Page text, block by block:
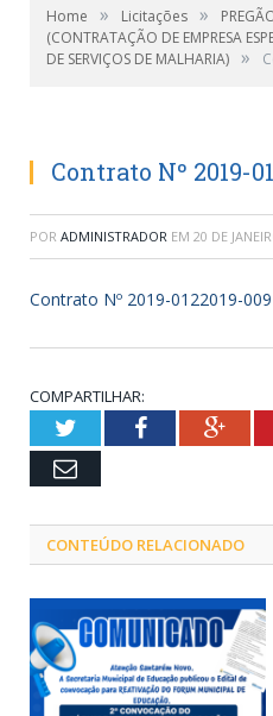
Home » Licitações »
(CONTRATAÇÃO DE EMPRESA
DE SERVIÇOS DE MALHARIA) »
Contrato Nº 2019-
POR ADMINISTRADOR EM 20 DE
Contrato Nº 2019-0122019-009
COMPARTILHAR:
TwitterFacebook
Email
CONTEÚDO RELACIONADO